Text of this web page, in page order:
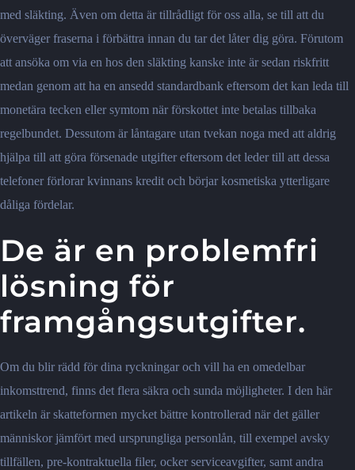
med släkting. Även om detta är tillrådligt för oss alla, se till att du
överväger fraserna i förbättra innan du tar det låter dig göra. Förutom
att ansöka om via en hos den släkting kanske inte är sedan riskfritt
medan genom att ha en ansedd standardbank eftersom det kan leda till
monetära tecken eller symtom när förskottet inte betalas tillbaka
regelbundet. Dessutom är låntagare utan tvekan noga med att aldrig
hjälpa till att göra försenade utgifter eftersom det leder till att dessa
telefoner förlorar kvinnans kredit och börjar kosmetiska ytterligare
dåliga fördelar.
De är en problemfri
lösning för
framgångsutgifter.
Om du blir rädd för dina ryckningar och vill ha en omedelbar
inkomsttrend, finns det flera säkra och sunda möjligheter. I den här
artikeln är skatteformen mycket bättre kontrollerad när det gäller
människor jämfört med ursprungliga personlån, till exempel avsky
tillfällen, pre-kontraktuella filer, ocker serviceavgifter, samt andra